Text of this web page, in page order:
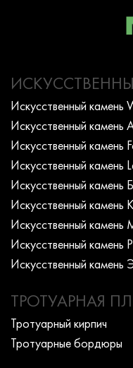
Искусcтвенный камень
Искусcтвенный камень
Искусcтвенный камень
Искусcтвенный камень
Искусcтвенный камень
Искусcтвенный
Искусcтвенный камень
Искусcтвенный камень
Искусcтвенный камень
ТРОТУАРНАЯ
Тротуарный кирпич
Тротуарные бордюры